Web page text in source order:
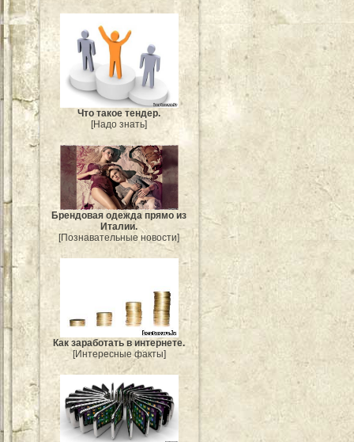
Что такое тендер.
[Надо знать]
Брендовая одежда прямо из
Италии.
[Познавательные новости]
Как заработать в интернете.
[Интересные факты]